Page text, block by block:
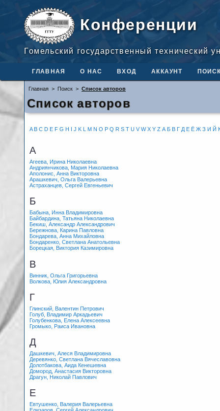
Конференции
Гомельский государственный технический
ГЛАВНАЯ О НАС ВХОД АККАУНТ
Главная > Поиск > Список авторов
Список авторов
A B C D E F G H I J K L M N O P Q R S T U V W X Y Z А Б В Г Д Е Ё Ж З И Й
А
Агеева, Ирина Николаевна
Андриянчикова, Мария Николаевна
Аполонис, Анна Викторовна
Арашкевич, Ольга Валерьевна
Астраханцев, Сергей Евгеньевич
Б
Бабына, Инна Владимировна
Байбардина, Татьяна Николаевна
Бекиш, Александр Александрович
Бережнова, Карина Павловна
Бондарева, Анна Михайловна
Бондаренко, Светлана Анатольевна
Борецкая, Виктория Казимировна
В
Винник, Ольга Григорьевна
Волкова, Юлия Александровна
Г
Глинский, Валентин Петрович
Голуб, Владимир Аркадьевич
Голубенкова, Елена Алексеевна
Громыко, Раиса Ивановна
Д
Дашкевич, Алеся Владимировна
Деревянко, Светлана Вячеславовна
Долотбакова, Аида Кенешевна
Домород, Анастасия Викторовна
Драгун, Николай Павлович
Е
Евтушенко, Валерия Валерьевна